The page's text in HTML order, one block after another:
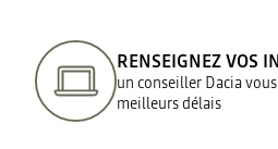
RENSEIGNEZ VOS
un conseiller Dacia
meilleurs délais